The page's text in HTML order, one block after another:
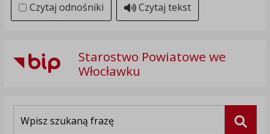
Czytaj odnośniki Czytaj tekst
Starostwo Powiatowe we
Włocławku